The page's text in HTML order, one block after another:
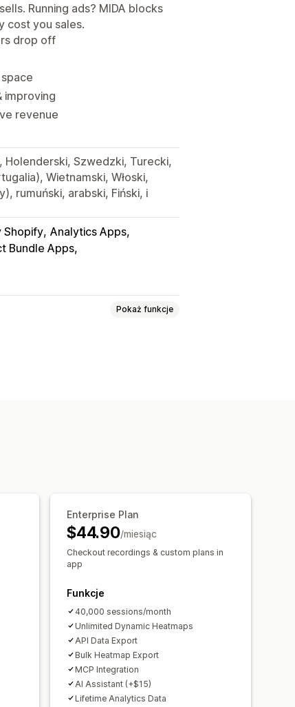
Running ads? MIDA blocks
cost you sales.
drop off
improving
revenue
Holenderski, Szwedzki, Turecki,
Wietnamski, Włoski,
rumuński, arabski, Fiński, i
Shopify Analytics Apps
Bundle Apps
Pokaż funkcje
Śledzenie UTM
pulpity
Dane archiwalne
Zgodność z RODO
Enterprise Plan
$44.90/miesiąc
Checkout recordings & custom plans in
app
Funkcje
40,000 sessions/month
Unlimited Dynamic Heatmaps
API Data Export
Bulk Heatmap Export
MCP Integration
AI Assistant (+$15)
Lifetime Analytics Data